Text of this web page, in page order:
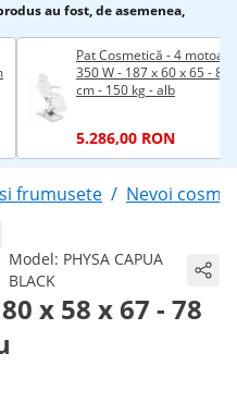
au fost, de asemenea,
Pat Cosmetică - 4
350 W - 187 x 60 x 65 -
cm - 150 kg - alb
5.286,00 RON
frumusete / Nevoi
Model: PHYSA CAPUA
BLACK
x 58 x 67 - 78